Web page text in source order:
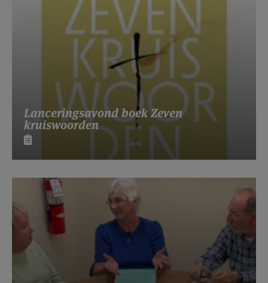
Lanceringsavond boek Zeven
kruiswoorden